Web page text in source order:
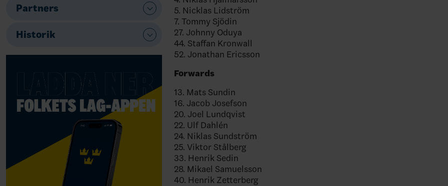
Partners
Historik
5. Nicklas Lidström
7. Tommy Sjödin
27. Johnny Oduya
44. Staffan Kronwall
52. Jonathan Ericsson
Forwards
13. Mats Sundin
16. Jacob Josefson
20. Joel Lundqvist
22. Ulf Dahlén
24. Niklas Sundström
25. Viktor Stålberg
33. Henrik Sedin
28. Mikael Samuelsson
40. Henrik Zetterberg